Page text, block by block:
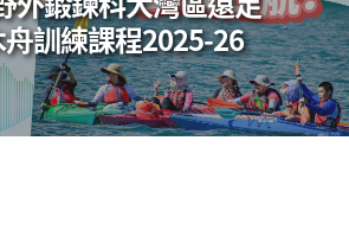
訓練課程2025-26